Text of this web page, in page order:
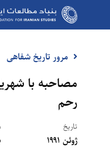
مرور تاریخ شفاهی
مصاحبه با
رحم
تاریخ
ژوئن ۱۹۹۱